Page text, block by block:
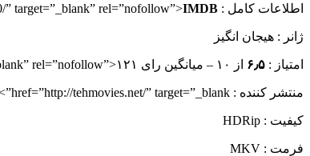
اطلاعات کامل : href=”http://www.imdb.com/title/tt3381610/” target=”_blank” rel=”nofollow”> IMDB
ژانر : هیجان انگیز
امتياز : ۶٫۵ از ۱۰ – میانگین رای href=”http://www.imdb.com/title/tt3381610/ratings” target=”_blank” rel=”nofollow”>۱۲۱ نفر
منتشر کننده : href=”http://tehmovies.net/” target=”_blank”>ته موویز
کیفیت : HDRip
فرمت : MKV